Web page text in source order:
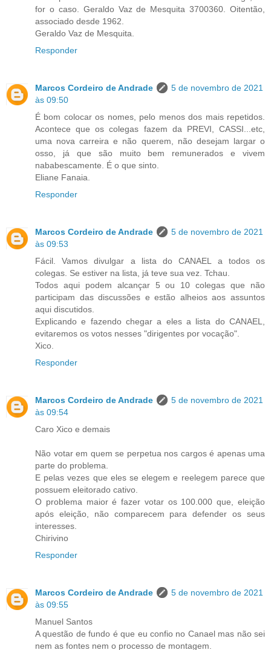
for o caso. Geraldo Vaz de Mesquita 3700360. Oitentão,
associado desde 1962.
Geraldo Vaz de Mesquita.
Responder
Marcos Cordeiro de Andrade
5 de novembro de 2021
às 09:50
É bom colocar os nomes, pelo menos dos mais repetidos.
Acontece que os colegas fazem da PREVI, CASSI...etc,
uma nova carreira e não querem, não desejam largar o
osso, já que são muito bem remunerados e vivem
nababescamente. É o que sinto.
Eliane Fanaia.
Responder
Marcos Cordeiro de Andrade
5 de novembro de 2021
às 09:53
Fácil. Vamos divulgar a lista do CANAEL a todos os
colegas. Se estiver na lista, já teve sua vez. Tchau.
Todos aqui podem alcançar 5 ou 10 colegas que não
participam das discussões e estão alheios aos assuntos
aqui discutidos.
Explicando e fazendo chegar a eles a lista do CANAEL,
evitaremos os votos nesses "dirigentes por vocação".
Xico.
Responder
Marcos Cordeiro de Andrade
5 de novembro de 2021
às 09:54
Caro Xico e demais
Não votar em quem se perpetua nos cargos é apenas uma
parte do problema.
E pelas vezes que eles se elegem e reelegem parece que
possuem eleitorado cativo.
O problema maior é fazer votar os 100.000 que, eleição
após eleição, não comparecem para defender os seus
interesses.
Chirivino
Responder
Marcos Cordeiro de Andrade
5 de novembro de 2021
às 09:55
Manuel Santos
A questão de fundo é que eu confio no Canael mas não sei
nem as fontes nem o processo de montagem.